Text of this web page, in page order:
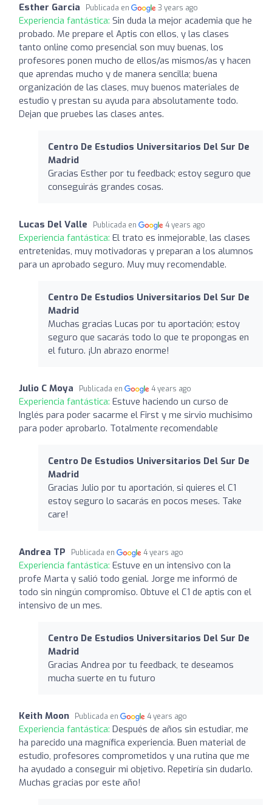
Esther Garcia Publicada en 3 years ago
Experiencia fantástica: Sin duda la mejor academia que he
probado. Me prepare el Aptis con ellos, y las clases
tanto online como presencial son muy buenas, los
profesores ponen mucho de ellos/as mismos/as y hacen
que aprendas mucho y de manera sencilla; buena
organización de las clases, muy buenos materiales de
estudio y prestan su ayuda para absolutamente todo.
Dejan que pruebes las clases antes.
Centro De Estudios Universitarios Del Sur De
Madrid
Gracias Esther por tu feedback; estoy seguro que
conseguirás grandes cosas.
Lucas Del Valle Publicada en 4 years ago
Experiencia fantástica: El trato es inmejorable, las clases
entretenidas, muy motivadoras y preparan a los alumnos
para un aprobado seguro. Muy muy recomendable.
Centro De Estudios Universitarios Del Sur De
Madrid
Muchas gracias Lucas por tu aportación; estoy
seguro que sacarás todo lo que te propongas en
el futuro. ¡Un abrazo enorme!
Julio C Moya Publicada en 4 years ago
Experiencia fantástica: Estuve haciendo un curso de
Inglés para poder sacarme el First y me sirvio muchisimo
para poder aprobarlo. Totalmente recomendable
Centro De Estudios Universitarios Del Sur De
Madrid
Gracias Julio por tu aportación, si quieres el C1
estoy seguro lo sacarás en pocos meses. Take
care!
Andrea TP Publicada en 4 years ago
Experiencia fantástica: Estuve en un intensivo con la
profe Marta y salió todo genial. Jorge me informó de
todo sin ningún compromiso. Obtuve el C1 de aptis con el
intensivo de un mes.
Centro De Estudios Universitarios Del Sur De
Madrid
Gracias Andrea por tu feedback, te deseamos
mucha suerte en tu futuro
Keith Moon Publicada en 4 years ago
Experiencia fantástica: Después de años sin estudiar, me
ha parecido una magnífica experiencia. Buen material de
estudio, profesores comprometidos y una rutina que me
ha ayudado a conseguir mi objetivo. Repetiría sin dudarlo.
Muchas gracias por este año!